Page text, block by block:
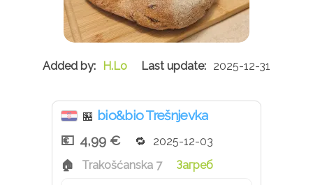
H.Lo 2025-12-31
🏪 bio&bio Trešnjevka
4,99 €
2025-12-03
Trakošćanska 7
Загреб